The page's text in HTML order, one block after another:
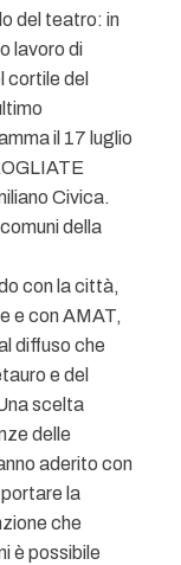
del teatro: in
lavoro di
cortile del
il 17 luglio
Civica.
della
con la città,
e con AMAT,
diffuso che
e del
scelta
delle
aderito con
portare la
che
è possibile